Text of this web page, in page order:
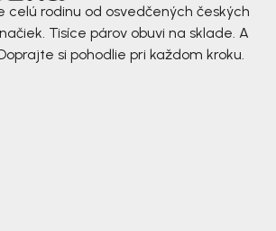
celú rodinu od osvedčených českých
Tisíce párov obuvi na sklade. A
si pohodlie pri každom kroku.